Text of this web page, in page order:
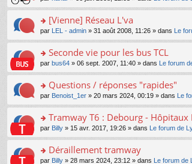
c
e
nt
u
s
ré
c
e
nt
n
le
pl
u
s
ré
c
e
nt
e
n
n
le
pl
u
s
ré
c
e
nt
s
a
g
e
n
n
le
pl
u
s
ré
c
e
nt
er
le
m
e
s
a
g
e
n
n
le
pl
u
s
ré
n
s
ult
er
le
m
e
s
a
g
e
n
n
le
pl
o
n
s
ult
er
le
m
e
s
a
g
e
n
[Vienne] Réseau L'va
par LEL - admin » 31 août 2008, 11:26 » dans Le
o
n
s
ult
er
le
m
e
s
a
g
Seconde vie pour les bus TCL
par bus64 » 06 sept. 2007, 11:40 » dans Le forum
o
n
s
ult
er
le
m
e
Questions / réponses "rapides"
par Benoist_1er » 20 mars 2024, 00:19 » dans Le
o
n
s
ult
Tramway T6 : Debourg - Hôpitaux
par Billy » 15 avr. 2017, 19:26 » dans Le forum de
o
Déraillement tramway
par Billy » 28 mars 2024, 23:12 » dans Le forum de